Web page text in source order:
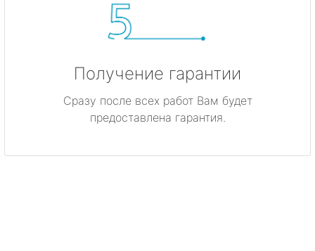
Получение гарантии
Сразу после всех работ Вам будет
предоставлена гарантия.